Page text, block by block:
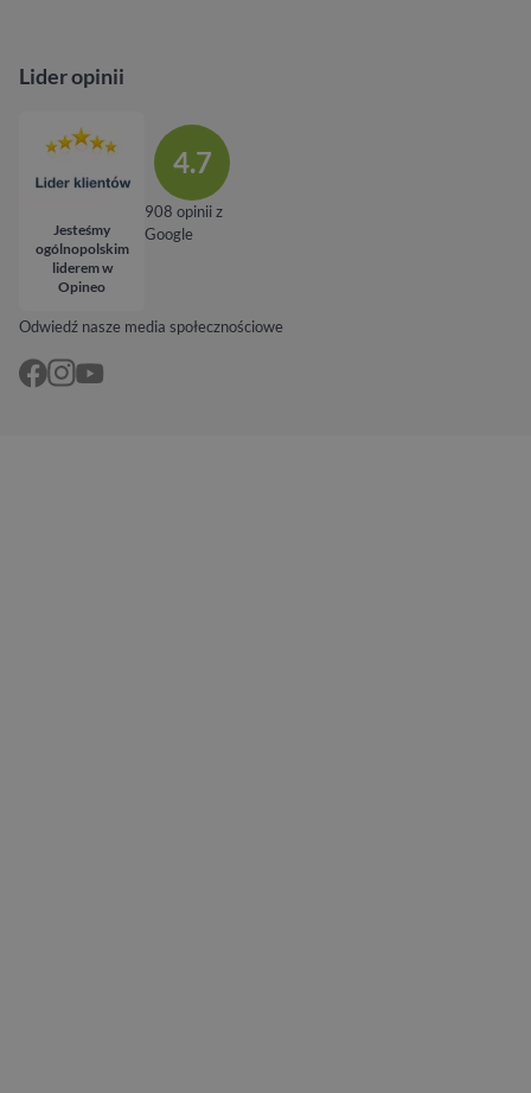
Odwiedź nasze media społecznościowe
Lider opinii
Jesteśmy
ogólnopolskim
liderem w
Opineo
4.7
908 opinii z
Google